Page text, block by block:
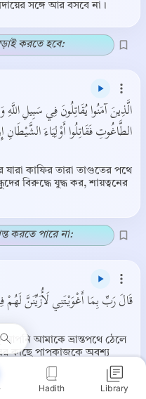
Hadith Library
সঙ্গে আর বসবে না।
করতে হবে:
الَّذِينَ آمَنُوا يُقَاتِلُونَ فِي سَبِيلِ
الطَّاغُوتِ فَقَاتِلُوا أَوْلِيَاءَ
কাফির তারা তাগুতের পথে
বিরুদ্ধে যুদ্ধ কর, শায়ত্বনের
করতে পারে না:
قَالَ رَبِّ بِمَا أَغْوَيْتَنِي لَأُزَيِّنَنَّ لَهُمْ
আমাকে ভ্রান্তপথে ঠেলে
কাছে পাপকাজকে অবশ্য
অবশ্য অবশ্যই বিভ্রান্ত